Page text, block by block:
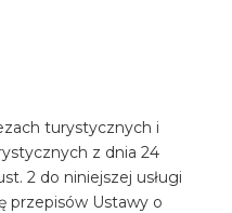
turystycznych i
z dnia 24
2 do niniejszej usługi
przepisów Ustawy o